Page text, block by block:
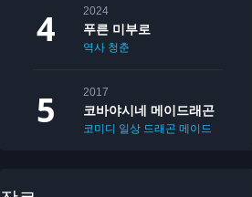
2024
푸른 미부로
역사 청춘
2017
코바야시네 메이드래곤
코미디 일상 드래곤 메이드